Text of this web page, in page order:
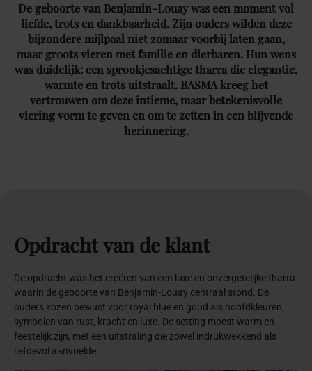
De geboorte van Benjamin-Louay was een moment vol
liefde, trots en dankbaarheid. Zijn ouders wilden deze
bijzondere mijlpaal niet zomaar voorbij laten gaan,
maar groots vieren met familie en dierbaren. Hun wens
was duidelijk: een sprookjesachtige tharra die elegantie,
warmte en trots uitstraalt. BASMA kreeg het
vertrouwen om deze intieme, maar betekenisvolle
viering vorm te geven en om te zetten in een blijvende
herinnering.
Opdrachtvan de klant
De opdracht was het creëren van een luxe en onvergetelijke tharra
waarin de geboorte van Benjamin-Louay centraal stond. De
ouders kozen bewust voor royal blue en goud als hoofdkleuren,
symbolen van rust, kracht en luxe. De setting moest warm en
feestelijk zijn, met een uitstraling die zowel indrukwekkend als
liefdevol aanvoelde.